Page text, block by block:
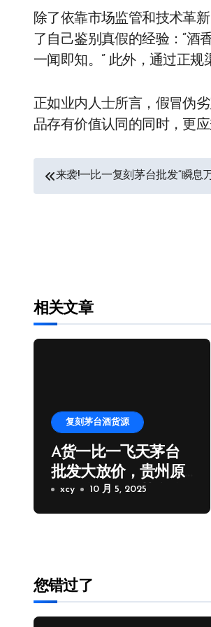
除了依靠市场监管和技术革
了自己鉴别真假的经验：“
一闻即知。” 此外，通过正规
正如业内人士所言，假冒伪
品存有价值认同的同时，更
文来袭!一比一复刻茅台批发“瞬息
相关文章
复刻茅台酒货源
A货一比一飞天茅台
批发大放价，贵州原
厂一比一飞天茅台拿
货
xcy 10 月 5, 2025
您错过了